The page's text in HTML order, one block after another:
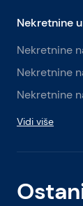
Nekretnine
Nekretnine
Nekretnine
Nekretnine
Vidi više